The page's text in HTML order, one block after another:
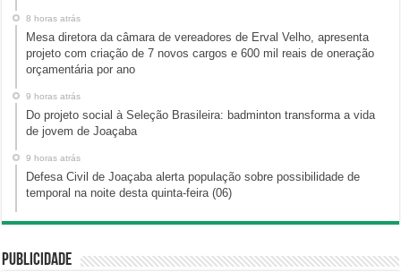
8 horas atrás
Mesa diretora da câmara de vereadores de Erval Velho, apresenta
projeto com criação de 7 novos cargos e 600 mil reais de oneração
orçamentária por ano
9 horas atrás
Do projeto social à Seleção Brasileira: badminton transforma a vida
de jovem de Joaçaba
9 horas atrás
Defesa Civil de Joaçaba alerta população sobre possibilidade de
temporal na noite desta quinta-feira (06)
Publicidade